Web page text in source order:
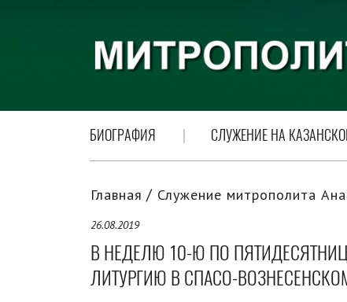
БИОГРАФИЯ СЛУЖЕНИЕ НА
Главная Служение митрополита
26.08.2019
В НЕДЕЛЮ 10-Ю ПО
ЛИТУРГИЮ В СПАСО-